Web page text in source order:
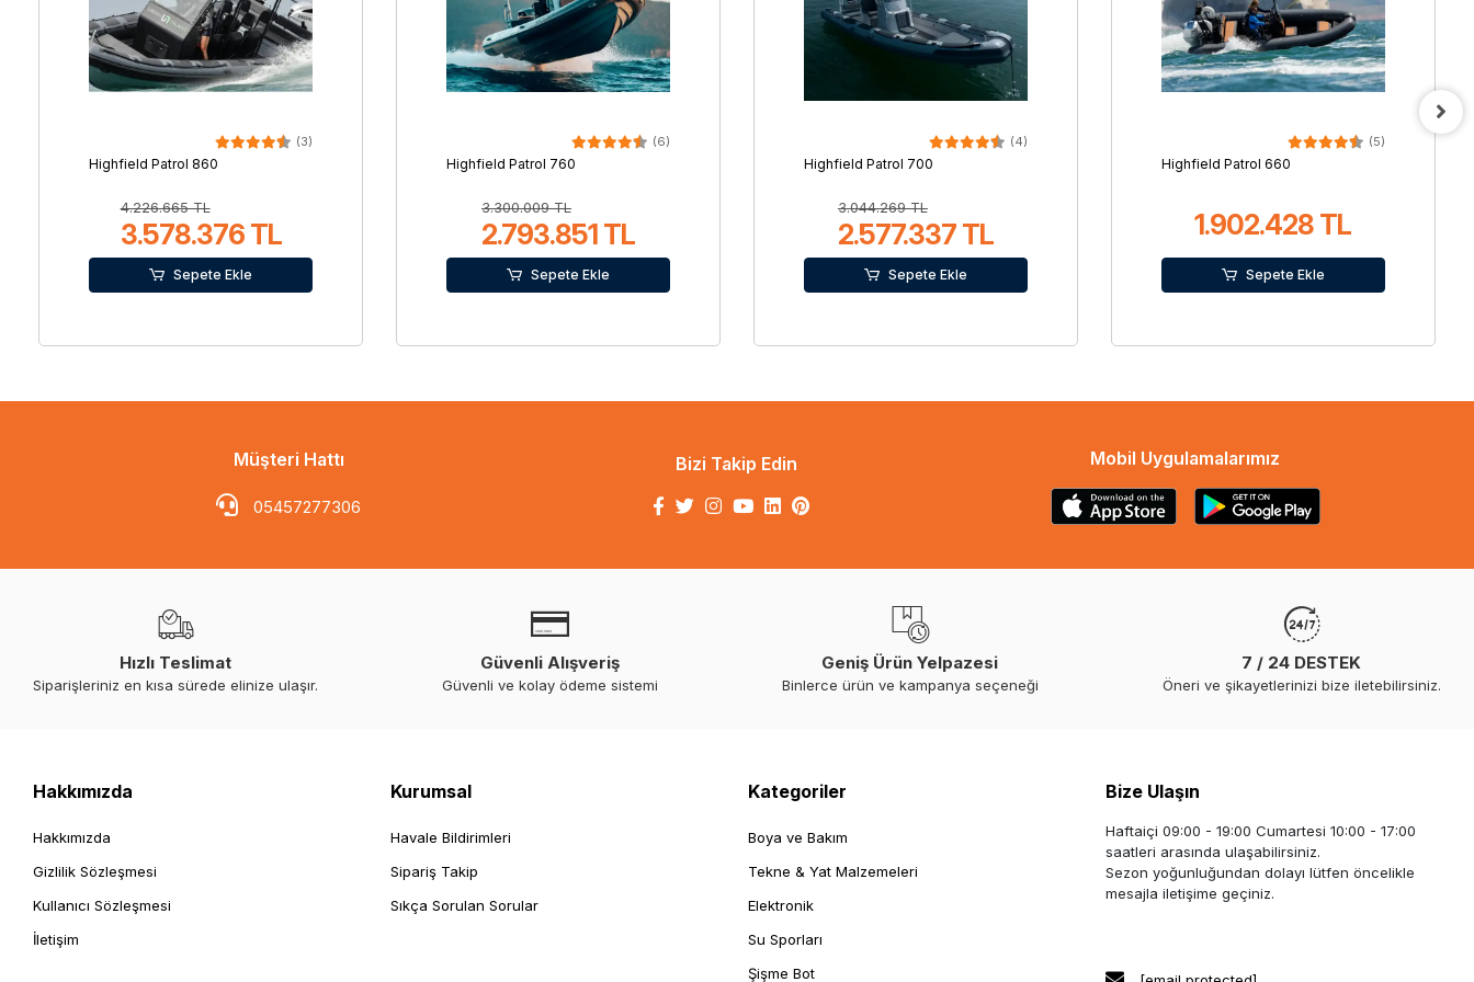
(3)
Highfield Patrol 860
4.226.665 TL
3.578.376 TL
Sepete Ekle
(6)
Highfield Patrol 760
3.300.009 TL
2.793.851 TL
Sepete Ekle
(4)
Highfield Patrol 700
3.044.269 TL
2.577.337 TL
Sepete Ekle
(5)
Highfield Patrol 660
1.902.428 TL
Sepete Ekle
Müşteri Hattı
05457277306
Bizi Takip Edin Mobil Uygulamalarımız
Hızlı Teslimat
Siparişleriniz en kısa sürede elinize ulaşır.
Güvenli Alışveriş
Güvenli ve kolay ödeme sistemi
Geniş Ürün Yelpazesi
Binlerce ürün ve kampanya seçeneği
7 / 24 DESTEK
Öneri ve şikayetlerinizi bize iletebilirsiniz.
Hakkımızda
Hakkımızda
Gizlilik Sözleşmesi
Kullanıcı Sözleşmesi
İletişim
Kurumsal
Havale Bildirimleri
Sipariş Takip
Sıkça Sorulan Sorular
Kategoriler
Boya ve Bakım
Tekne & Yat Malzemeleri
Elektronik
Su Sporları
Şişme Bot
Bize Ulaşın
Haftaiçi 09:00 - 19:00 Cumartesi 10:00 - 17:00
saatleri arasında ulaşabilirsiniz.
Sezon yoğunluğundan dolayı lütfen öncelikle
mesajla iletişime geçiniz.